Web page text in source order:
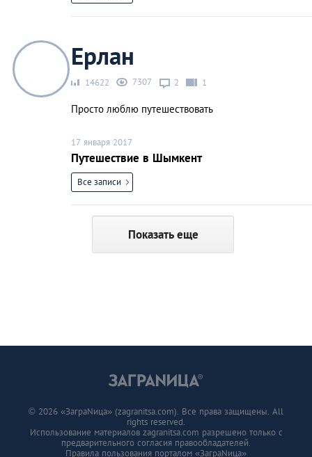
Ерлан
14622 7307 2 1
Просто люблю путешествовать
17 января 2017
Путешествие в Шымкент
Все записи
Показать еще
© 2026 «ЗаграNица» (zagranitsa.com). Все права защищены. All
rights reserved.
Использование материалов zagranitsa.com разрешено только с
предварительного согласия правообладателей.
Правила пользования порталом «ЗаграNица»